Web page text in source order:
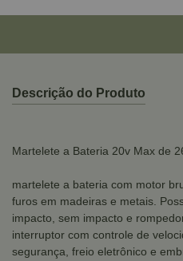
Descrição do Produto
Martelete a Bateria 20v Max de
martelete a bateria com motor
furos em madeiras e metais.
impacto, sem impacto e
interruptor com controle de
segurança, freio eletrônico e